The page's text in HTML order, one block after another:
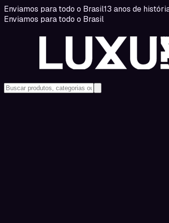
Enviamos para todo o Brasil13 anos de
Enviamos para todo o Brasil